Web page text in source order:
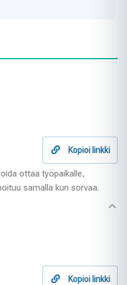
Kopioi linkki
ottaa työpaikalle,
samalla kun sorvaa.
Kopioi linkki